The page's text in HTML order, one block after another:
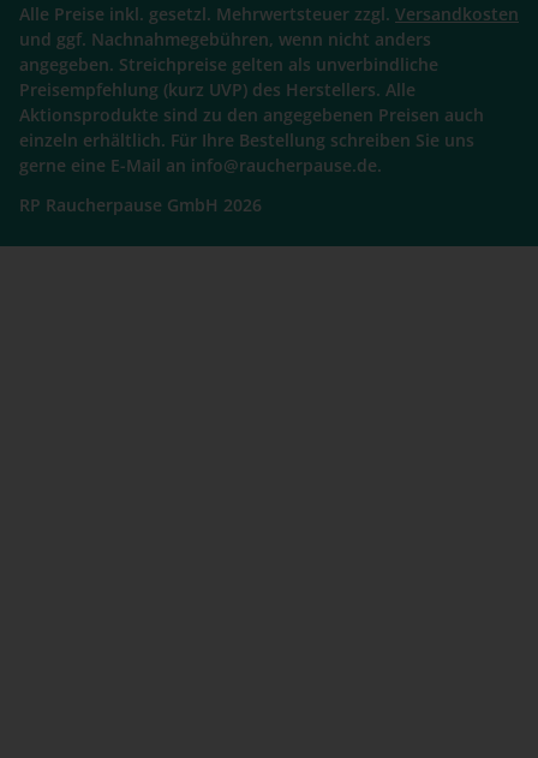
Alle Preise inkl. gesetzl. Mehrwertsteuer zzgl. Versandkosten
und ggf. Nachnahmegebühren, wenn nicht anders
angegeben. Streichpreise gelten als unverbindliche
Preisempfehlung (kurz UVP) des Herstellers. Alle
Aktionsprodukte sind zu den angegebenen Preisen auch
einzeln erhältlich. Für Ihre Bestellung schreiben Sie uns
gerne eine E-Mail an info@raucherpause.de.
RP Raucherpause GmbH 2026